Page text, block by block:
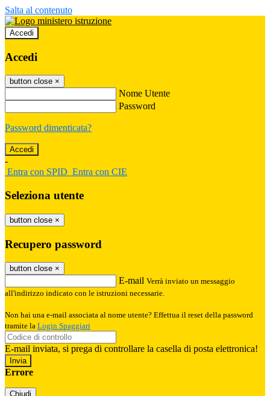
Salta al contenuto
Accedi
Accedi
button close ×
Nome Utente
Password
Password dimenticata?
-
Entra con SPID Entra con CIE
Seleziona utente
button close ×
Recupero password
button close ×
E-mail Verrà inviato un messaggio
all'indirizzo indicato con le istruzioni necessarie.
Non hai una e-mail associata al nome utente? Effettua il reset della password
tramite la Login Spaggiari
E-mail inviata, si prega di controllare la casella di posta elettronica!
Errore
Chiudi